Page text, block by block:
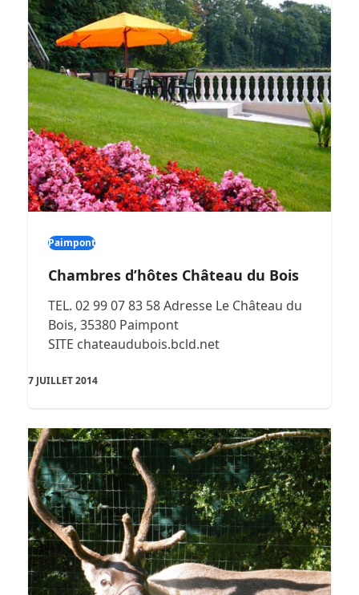
Paimpont
Chambres d’hôtes Château du Bois
TEL. 02 99 07 83 58 Adresse Le Château du
Bois, 35380 Paimpont
SITE chateaudubois.bcld.net
7 JUILLET 2014